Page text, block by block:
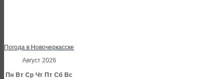
Погода в Новочеркасске
Август 2026
Пн Вт Ср Чт Пт Сб Вс